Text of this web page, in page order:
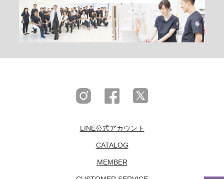
LINE公式アカウント
CATALOG
MEMBER